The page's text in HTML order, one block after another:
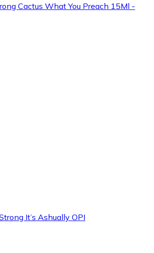
Cactus What You Preach 15Ml -
It’s Ashually OPI